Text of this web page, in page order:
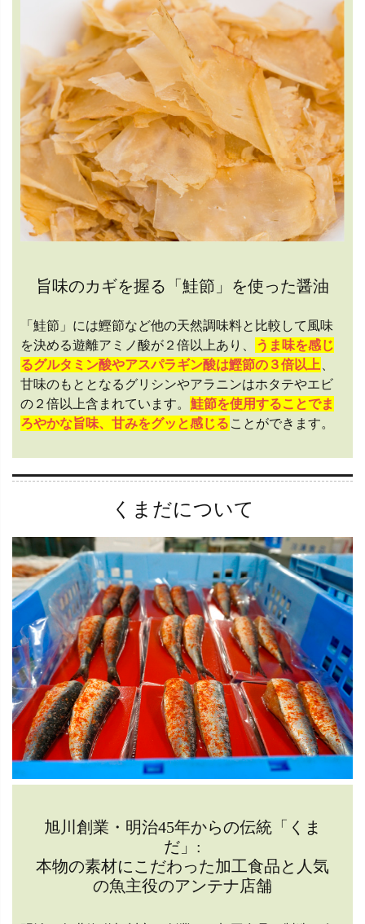
旨味のカギを握る「鮭節」を使った醤油
「鮭節」には鰹節など他の天然調味料と比較して風味
を決める遊離アミノ酸が２倍以上あり、
うま味を感じ
るグルタミン酸やアスパラギン酸は鰹節の３倍以上、
甘味のもととなるグリシンやアラニンはホタテやエビ
の２倍以上含まれています。 鮭節を使用することでま
ろやかな旨味、甘みをグッと感じる ことができます。
くまだについて
旭川創業・明治45年からの伝統「くま
だ」:
本物の素材にこだわった加工食品と人気
の魚主役のアンテナ店舗